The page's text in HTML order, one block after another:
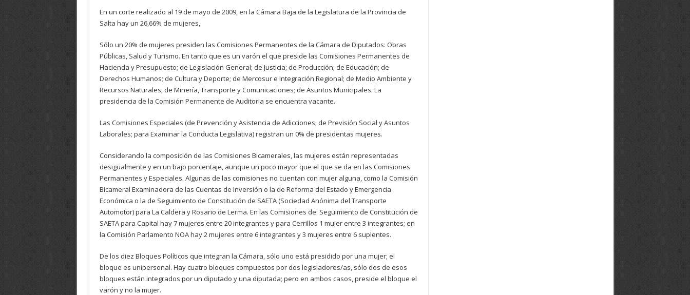
En un corte realizado al 19 de mayo de 2009, en la Cámara Baja de la Legislatura de la Provincia de
Salta hay un 26,66% de mujeres,
Sólo un 20% de mujeres presiden las Comisiones Permanentes de la Cámara de Diputados: Obras
Públicas, Salud y Turismo. En tanto que es un varón el que preside las Comisiones Permanentes de
Hacienda y Presupuesto; de Legislación General; de Justicia; de Producción; de Educación; de
Derechos Humanos; de Cultura y Deporte; de Mercosur e Integración Regional; de Medio Ambiente y
Recursos Naturales; de Minería, Transporte y Comunicaciones; de Asuntos Municipales. La
presidencia de la Comisión Permanente de Auditoria se encuentra vacante.
Las Comisiones Especiales (de Prevención y Asistencia de Adicciones; de Previsión Social y Asuntos
Laborales; para Examinar la Conducta Legislativa) registran un 0% de presidentas mujeres.
Considerando la composición de las Comisiones Bicamerales, las mujeres están representadas
desigualmente y en un bajo porcentaje, aunque un poco mayor que el que se da en las Comisiones
Permanentes y Especiales. Algunas de las comisiones no cuentan con mujer alguna, como la Comisión
Bicameral Examinadora de las Cuentas de Inversión o la de Reforma del Estado y Emergencia
Económica o la de Seguimiento de Constitución de SAETA (Sociedad Anónima del Transporte
Automotor) para La Caldera y Rosario de Lerma. En las Comisiones de: Seguimiento de Constitución de
SAETA para Capital hay 7 mujeres entre 20 integrantes y para Cerrillos 1 mujer entre 3 integrantes; en
la Comisión Parlamento NOA hay 2 mujeres entre 6 integrantes y 3 mujeres entre 6 suplentes.
De los diez Bloques Políticos que integran la Cámara, sólo uno está presidido por una mujer; el
bloque es unipersonal. Hay cuatro bloques compuestos por dos legisladores/as, sólo dos de esos
bloques están integrados por un diputado y una diputada; pero en ambos casos, preside el bloque el
varón y no la mujer.